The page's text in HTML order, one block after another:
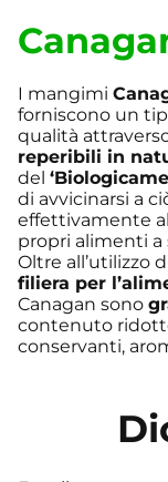
I mangimi
forniscono un
qualità
reperibili in
del
di avvicinarsi a
effettivamente
propri alimenti a
Oltre all’utilizzo
filiera per
Canagan sono
contenuto
conservanti,